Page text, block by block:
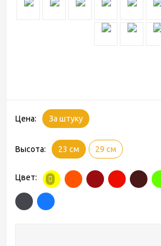
Цена: За штуку
Высота: 23 см 29 см
Цвет: